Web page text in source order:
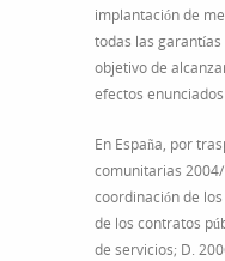
implantación de
todas las
objetivo de
efectos
En España, por
comunitarias
coordinación de
de los contratos
de servicios; D.